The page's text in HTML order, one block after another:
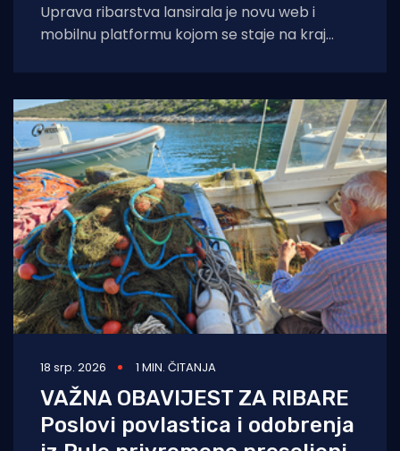
Uprava ribarstva lansirala je novu web i
mobilnu platformu kojom se staje na kraj
18 srp. 2026 1 MIN. ČITANJA
VAŽNA OBAVIJEST ZA RIBARE
Poslovi povlastica i odobrenja